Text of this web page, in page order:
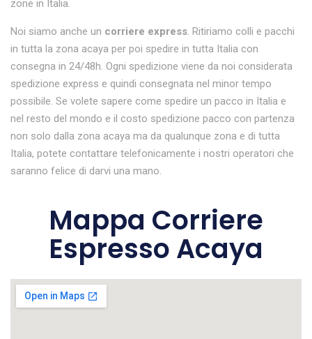
zone in Italia.
Noi siamo anche un corriere express. Ritiriamo colli e pacchi
in tutta la zona acaya per poi spedire in tutta Italia con
consegna in 24/48h. Ogni spedizione viene da noi considerata
spedizione express e quindi consegnata nel minor tempo
possibile. Se volete sapere come spedire un pacco in Italia e
nel resto del mondo e il costo spedizione pacco con partenza
non solo dalla zona acaya ma da qualunque zona e di tutta
Italia, potete contattare telefonicamente i nostri operatori che
saranno felice di darvi una mano.
Mappa Corriere
Espresso Acaya